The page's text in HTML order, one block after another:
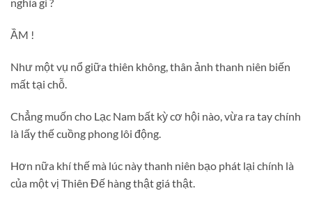
nghĩa gì ?
ẦM !
Như một vụ nổ giữa thiên không, thân ảnh thanh niên biến
mất tại chỗ.
Chẳng muốn cho Lạc Nam bất kỳ cơ hội nào, vừa ra tay chính
là lấy thế cuồng phong lôi động.
Hơn nữa khí thế mà lúc này thanh niên bạo phát lại chính là
của một vị Thiên Đế hàng thật giá thật.